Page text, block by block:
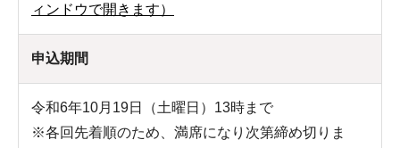
ィンドウで開きます）
申込期間
令和6年10月19日（土曜日）13時まで
※各回先着順のため、満席になり次第締め切りま